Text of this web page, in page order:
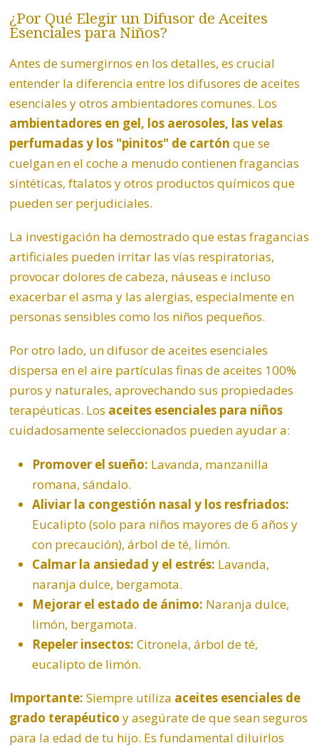
¿Por Qué Elegir un Difusor de Aceites
Esenciales para Niños?
Antes de sumergirnos en los detalles, es crucial
entender la diferencia entre los difusores de aceites
esenciales y otros ambientadores comunes. Los
ambientadores en gel, los aerosoles, las velas
perfumadas y los "pinitos" de cartón que se
cuelgan en el coche a menudo contienen fragancias
sintéticas, ftalatos y otros productos químicos que
pueden ser perjudiciales.
La investigación ha demostrado que estas fragancias
artificiales pueden irritar las vías respiratorias,
provocar dolores de cabeza, náuseas e incluso
exacerbar el asma y las alergias, especialmente en
personas sensibles como los niños pequeños.
Por otro lado, un difusor de aceites esenciales
dispersa en el aire partículas finas de aceites 100%
puros y naturales, aprovechando sus propiedades
terapéuticas. Los aceites esenciales para niños
cuidadosamente seleccionados pueden ayudar a:
Promover el sueño: Lavanda, manzanilla
romana, sándalo.
Aliviar la congestión nasal y los resfriados:
Eucalipto (solo para niños mayores de 6 años y
con precaución), árbol de té, limón.
Calmar la ansiedad y el estrés: Lavanda,
naranja dulce, bergamota.
Mejorar el estado de ánimo: Naranja dulce,
limón, bergamota.
Repeler insectos: Citronela, árbol de té,
eucalipto de limón.
Importante: Siempre utiliza aceites esenciales de
grado terapéutico y asegúrate de que sean seguros
para la edad de tu hijo. Es fundamental diluirlos